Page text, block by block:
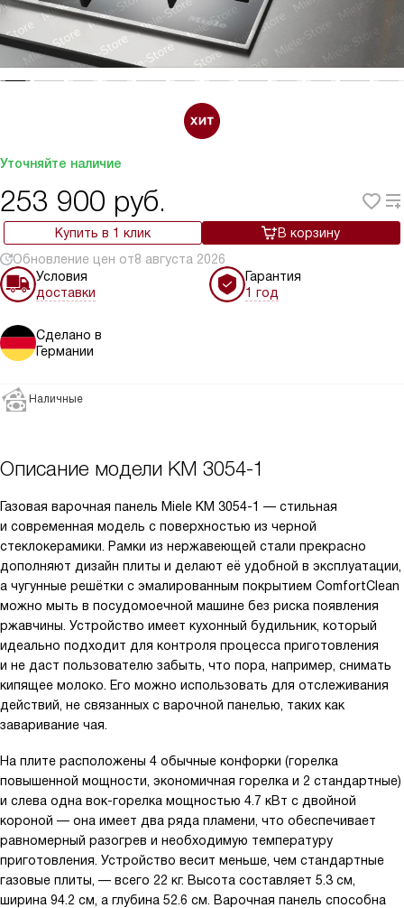
Уточняйте наличие
253 900 руб.
Купить в 1 клик
В корзину
Обновление цен от8 августа 2026
Условия
доставки
Гарантия
1 год
Сделано в
Германии
Наличные
Описание модели KM 3054-1
Газовая варочная панель Miele KM 3054-1 — стильная
и современная модель с поверхностью из черной
стеклокерамики. Рамки из нержавеющей стали прекрасно
дополняют дизайн плиты и делают её удобной в эксплуатации,
а чугунные решётки с эмалированным покрытием ComfortClean
можно мыть в посудомоечной машине без риска появления
ржавчины. Устройство имеет кухонный будильник, который
идеально подходит для контроля процесса приготовления
и не даст пользователю забыть, что пора, например, снимать
кипящее молоко. Его можно использовать для отслеживания
действий, не связанных с варочной панелью, таких как
заваривание чая.
На плите расположены 4 обычные конфорки (горелка
повышенной мощности, экономичная горелка и 2 стандартные)
и слева одна вок-горелка мощностью 4.7 кВт с двойной
короной — она имеет два ряда пламени, что обеспечивает
равномерный разогрев и необходимую температуру
приготовления. Устройство весит меньше, чем стандартные
газовые плиты, — всего 22 кг. Высота составляет 5.3 см,
ширина 94.2 см, а глубина 52.6 см. Варочная панель способна